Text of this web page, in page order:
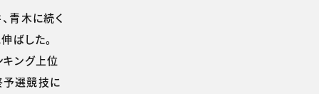
青木に続く
ばした。
ング上位
予選競技に